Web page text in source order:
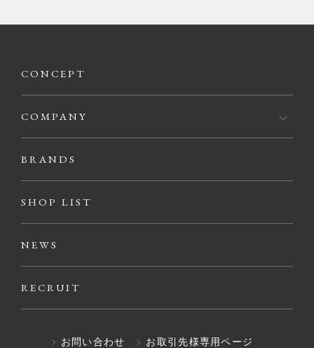
CONCEPT
COMPANY
BRANDS
SHOP LIST
NEWS
RECRUIT
お問い合わせ お取引先様専用ページ